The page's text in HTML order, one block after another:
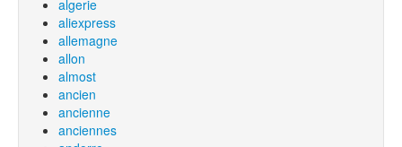
algerie
aliexpress
allemagne
allon
almost
ancien
ancienne
anciennes